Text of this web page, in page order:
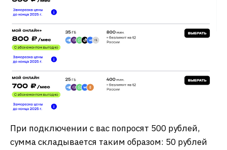
При подключении с вас попросят 500 рублей,
сумма складывается таким образом: 50 рублей